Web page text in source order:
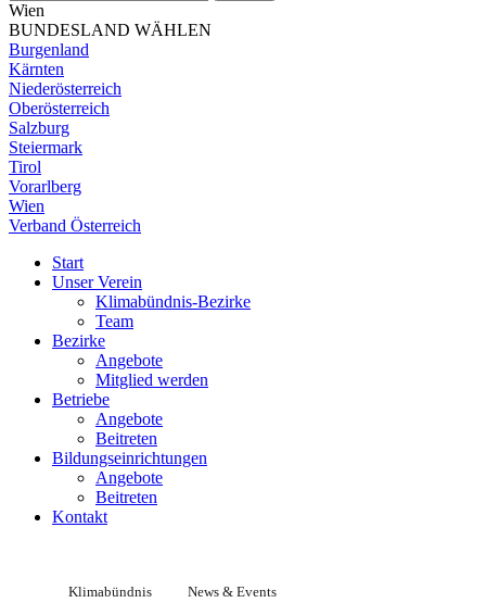
Wien
BUNDESLAND WÄHLEN
Burgenland
Kärnten
Niederösterreich
Oberösterreich
Salzburg
Steiermark
Tirol
Vorarlberg
Wien
Verband Österreich
Start
Unser Verein
Klimabündnis-Bezirke
Team
Bezirke
Angebote
Mitglied werden
Betriebe
Angebote
Beitreten
Bildungseinrichtungen
Angebote
Beitreten
Kontakt
Klimabündnis News & Events